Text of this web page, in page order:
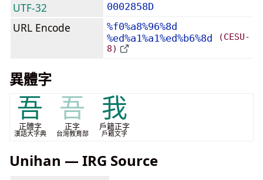
UTF-32 0002858D
URL Encode
%f0%a8%96%8d
%ed%a1%a1%ed%b6%8d
(CESU-
8)
異體字
吾
正體字
漢語大字典
吾
正字
台灣教育部
我
戶籍正字
戶籍文字
Unihan — IRG Source